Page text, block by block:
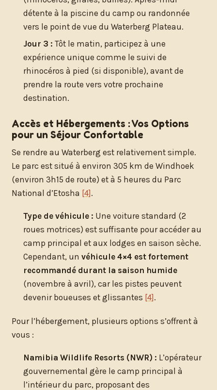
détente à la piscine du camp ou randonnée
vers le point de vue du Waterberg Plateau.
Jour 3 : Tôt le matin, participez à une
expérience unique comme le suivi de
rhinocéros à pied (si disponible), avant de
prendre la route vers votre prochaine
destination.
Accès et Hébergements : Vos Options
pour un Séjour Confortable
Se rendre au Waterberg est relativement simple.
Le parc est situé à environ 305 km de Windhoek
(environ 3h15 de route) et à 5 heures du Parc
National d’Etosha [4].
Type de véhicule : Une voiture standard (2
roues motrices) est suffisante pour accéder au
camp principal et aux lodges en saison sèche.
Cependant, unvéhicule 4×4 est fortement
recommandé durant la saison humide
(novembre à avril), car les pistes peuvent
devenir boueuses et glissantes [4].
Pour l’hébergement, plusieurs options s’offrent à
vous :
Namibia Wildlife Resorts (NWR) : L’opérateur
gouvernemental gère le camp principal à
l’intérieur du parc, proposant des